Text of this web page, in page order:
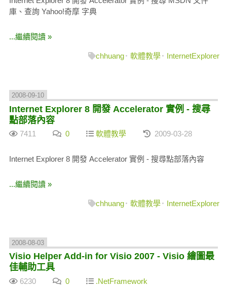
庫、查詢 Yahoo!奇摩 字典
...繼續閱讀 »
chhuang 軟體教學 InternetExplorer
2008-09-10
Internet Explorer 8 開發 Accelerator 實例 - 搜尋
點部落內容
7411 0 軟體教學 2009-03-28
Internet Explorer 8 開發 Accelerator 實例 - 搜尋點部落內容
...繼續閱讀 »
chhuang 軟體教學 InternetExplorer
2008-08-03
Visio Helper Add-in for Visio 2007 - Visio 繪圖最
佳輔助工具
6230 0 .NetFramework